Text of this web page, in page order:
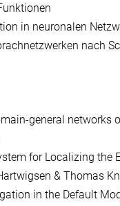
in neuronalen
nach
general networks
for Localizing the
& Thomas
in the Default